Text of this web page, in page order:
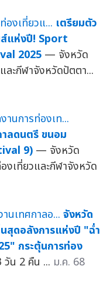
เตรียมตัว
แห่งปี! Sport
2025 — จังหวัด
ละกีฬาจังหวัดปัตตา...
ลดนตรี ขนอม
9) — จังหวัด
งเที่ยวและกีฬาจังหวัด
จังหวัด
สุดอลังการแห่งปี "ฉ่ำ
กระตุ้นการท่อง
น 2 คืน ... ม.ค. 68